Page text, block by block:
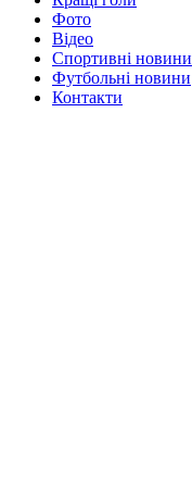
Фото
Відео
Спортивні новини
Футбольні новини
Контакти